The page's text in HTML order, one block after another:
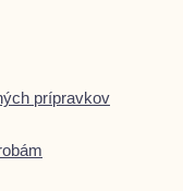
prípravkov